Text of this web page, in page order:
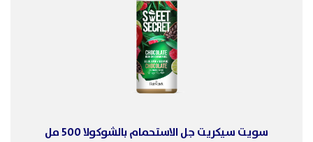
سويت سيكريت جل الاستحمام بالشوكولا 500 مل